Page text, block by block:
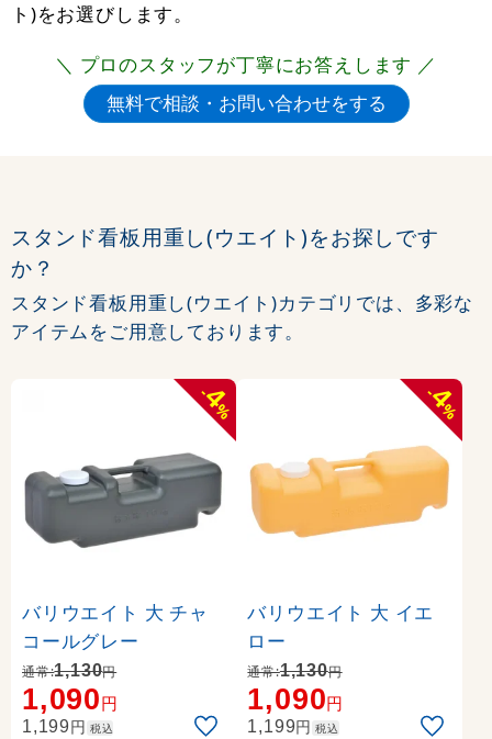
ト)をお選びします。
＼ プロのスタッフが丁寧にお答えします ／
スタンド看板用重し(ウエイト)をお探しです
か？
スタンド看板用重し(ウエイト)カテゴリでは、多彩な
アイテムをご用意しております。
-
4
%
バリウエイト 大 チャ
コールグレー
通常:1,130円
1,090円
1,199円 税込
-
4
%
バリウエイト 大 イエ
ロー
通常:1,130円
1,090円
1,199円 税込